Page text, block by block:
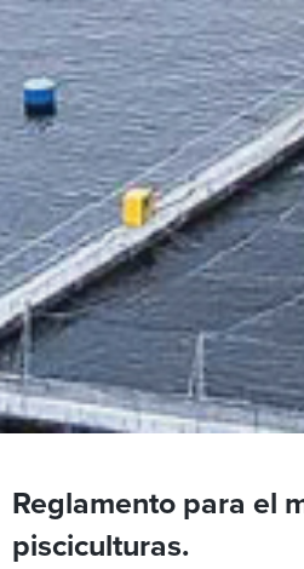
Reglamento para el
pisciculturas.